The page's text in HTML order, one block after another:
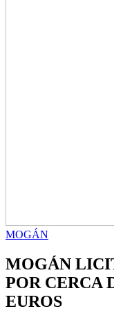
MOGÁN
MOGÁN
POR CERCA
EUROS